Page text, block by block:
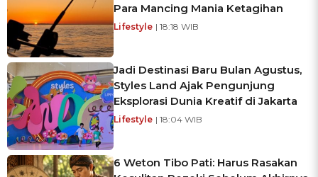
Para Mancing Mania Ketagihan
Lifestyle | 18:18 WIB
Jadi Destinasi Baru Bulan Agustus,
Styles Land Ajak Pengunjung
Eksplorasi Dunia Kreatif di Jakarta
Lifestyle | 18:04 WIB
6 Weton Tibo Pati: Harus Rasakan